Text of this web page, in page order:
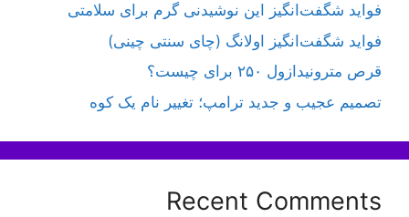
فواید شگفت‌انگیز این نوشیدنی گرم برای سلامتی
فواید شگفت‌انگیز اولانگ (چای سنتی چینی)
قرص مترونیدازول ۲۵۰ برای چیست؟
تصمیم عجیب و جدید ترامپ؛ تغییر نام یک کوه
Recent Comments